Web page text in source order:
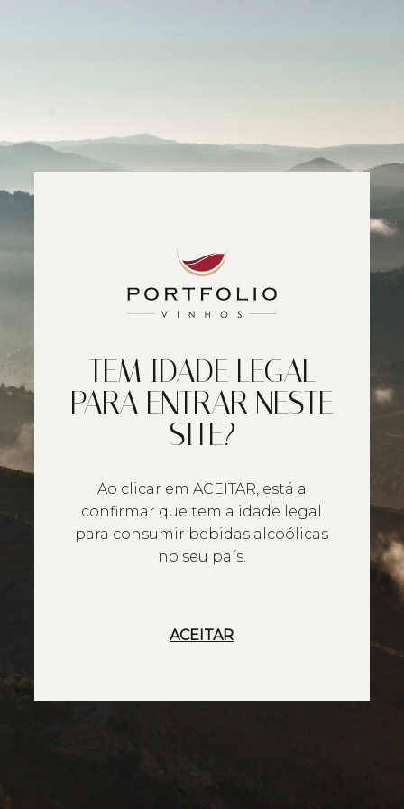
TEM IDADE LEGAL
PARA ENTRAR NESTE
SITE?
Ao clicar em ACEITAR, está a
confirmar que tem a idade legal
para consumir bebidas alcoólicas
no seu país.
ACEITAR